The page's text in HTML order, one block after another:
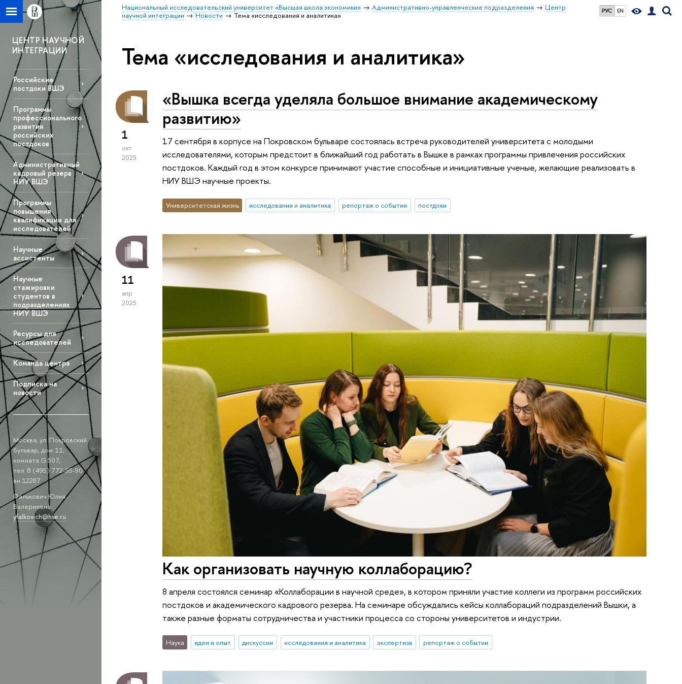
РУС EN
Национальный исследовательский университет «Высшая школа экономики» Административно-управленческие подразделения
Центр
научной интеграции
Новости Тема «исследования и аналитика»
ЦЕНТР НАУЧНОЙ
ИНТЕГРАЦИИ
Российские
постдоки ВШЭ
Программы
профессионального
развития
российских
постдоков
Административный
кадровый резерв
НИУ ВШЭ
Программы
повышения
квалификации для
исследователей
Научные
ассистенты
Научные
стажировки
студентов в
подразделениях
НИУ ВШЭ
Ресурсы для
исследователей
Команда центра
Подписка на
новости
Москва, ул. Покровский
бульвар, дом 11,
комната G 507,
тел. 8 (495) 772-95-90
вн.12287
Фалькович Юлия
Валериевна
yfalkovich@hse.ru
Тема «исследования и аналитика»
1
окт
2025
«Вышка всегда уделяла большое внимание академическому
развитию»
17 сентября в корпусе на Покровском бульваре состоялась встреча руководителей университета с молодыми
исследователями, которым предстоит в ближайший год работать в Вышке в рамках программы привлечения российских
постдоков. Каждый год в этом конкурсе принимают участие способные и инициативные ученые, желающие реализовать в
НИУ ВШЭ научные проекты.
Университетская жизнь исследования и аналитика репортаж о событии постдоки
11
апр
2025
Как организовать научную коллаборацию?
8 апреля состоялся семинар «Коллаборации в научной среде», в котором приняли участие коллеги из программ российских
постдоков и академического кадрового резерва. На семинаре обсуждались кейсы коллабораций подразделений Вышки, а
также разные форматы сотрудничества и участники процесса со стороны университетов и индустрии.
Наука идеи и опыт дискуссии исследования и аналитика экспертиза репортаж о событии